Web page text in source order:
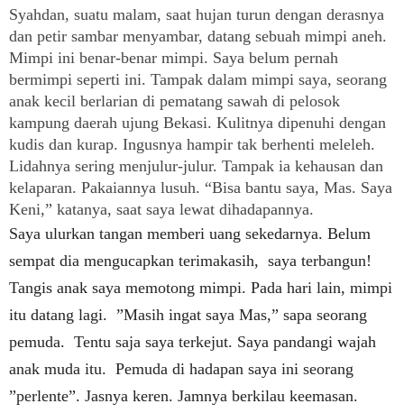
Syahdan, suatu malam, saat hujan turun dengan derasnya
dan petir sambar menyambar, datang sebuah mimpi aneh.
Mimpi ini benar-benar mimpi. Saya belum pernah
bermimpi seperti ini. Tampak dalam mimpi saya, seorang
anak kecil berlarian di pematang sawah di pelosok
kampung daerah ujung Bekasi. Kulitnya dipenuhi dengan
kudis dan kurap. Ingusnya hampir tak berhenti meleleh.
Lidahnya sering menjulur-julur. Tampak ia kehausan dan
kelaparan. Pakaiannya lusuh. “Bisa bantu saya, Mas. Saya
Keni,” katanya, saat saya lewat dihadapannya.
Saya ulurkan tangan memberi uang sekedarnya. Belum
sempat dia mengucapkan terimakasih, saya terbangun!
Tangis anak saya memotong mimpi. Pada hari lain, mimpi
itu datang lagi. ”Masih ingat saya Mas,” sapa seorang
pemuda. Tentu saja saya terkejut. Saya pandangi wajah
anak muda itu. Pemuda di hadapan saya ini seorang
”perlente”. Jasnya keren. Jamnya berkilau keemasan.